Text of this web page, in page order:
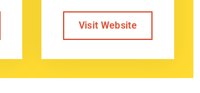
Visit Website